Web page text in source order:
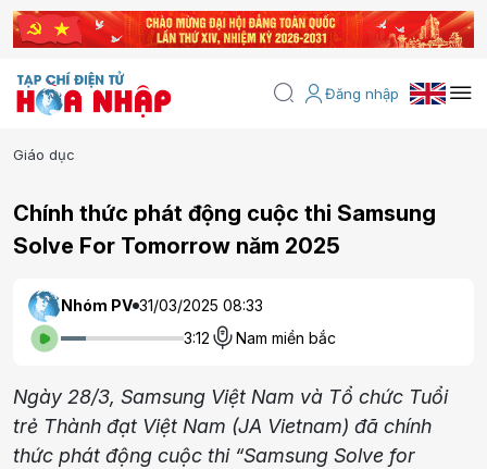
Đăng nhập
Giáo dục
Chính thức phát động cuộc thi Samsung
Solve For Tomorrow năm 2025
Nhóm PV 31/03/2025 08:33
3:12
Nam miền bắc
Ngày 28/3, Samsung Việt Nam và Tổ chức Tuổi
trẻ Thành đạt Việt Nam (JA Vietnam) đã chính
thức phát động cuộc thi “Samsung Solve for